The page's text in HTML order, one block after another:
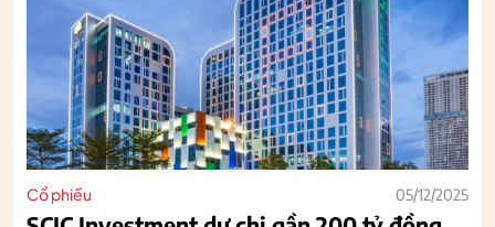
Cổ phiếu 05/12/2025